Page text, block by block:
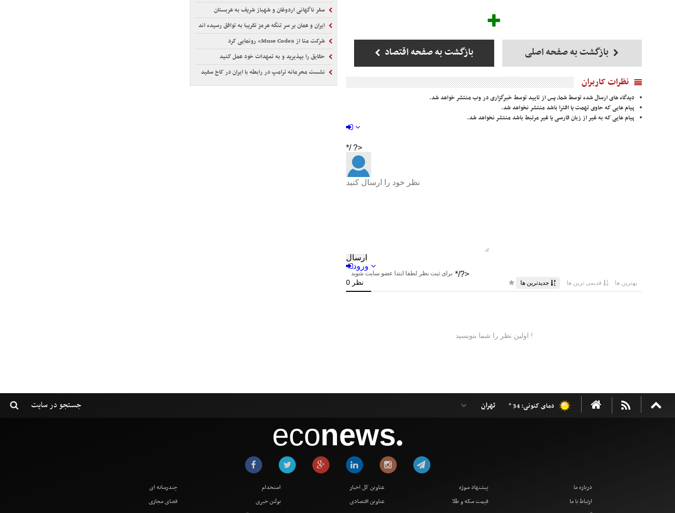
بازگشت به صفحه اصلی بازگشت به صفحه اقتصاد
نظرات کاربران
دیدگاه های ارسال شده توسط شما، پس از تایید توسط خبرگزاری در وب منتشر خواهد شد.
پیام هایی که حاوی تهمت یا افترا باشد منتشر نخواهد شد.
پیام هایی که به غیر از زبان فارسی یا غیر مرتبط باشد منتشر نخواهد شد.
سفر ناگهانی اردوغان و شهباز شریف به عربستان
ایران و عمان بر سر تنگه هرمز تقریبا به توافق رسیده اند
شرکت متا از «Muse Code» رونمایی کرد
حقایق را بپذیرید و به تعهدات خود عمل کنید
نشست محرمانه ترامپ در رابطه با ایران در کاخ سفید
دمای کنونی: 34 °
econews●
درباره ما
ارتباط با ما
پیشنهاد سوژه
قیمت سکه و طلا
عناوین کل اخبار
عناوین اقتصادی
استخدام
بولتن خبری
چندرسانه ای
فضای مجازی